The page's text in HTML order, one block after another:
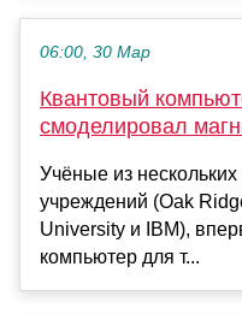
06:00, 30 Мар
Квантовый
смоделировал
Учёные из
учреждений (Oak
University и IBM),
компьютер для т...